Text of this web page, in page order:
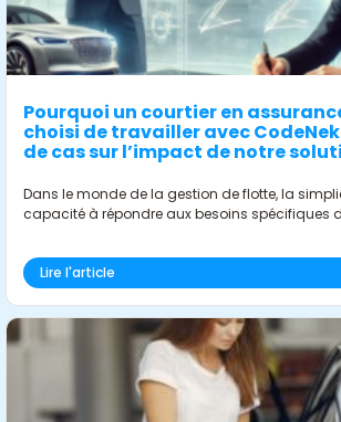
Pourquoi un courtier en
choisi de travailler avec
de cas sur l’impact de notre
Dans le monde de la gestion de flotte, la
capacité à répondre aux besoins spécifiques
Lire l'article